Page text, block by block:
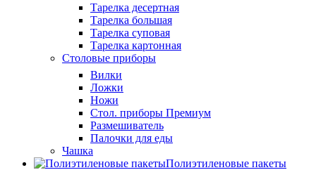
Тарелка десертная
Тарелка большая
Тарелка суповая
Тарелка картонная
Столовые приборы
Вилки
Ложки
Ножи
Стол. приборы Премиум
Размешиватель
Палочки для еды
Чашка
Полиэтиленовые пакеты